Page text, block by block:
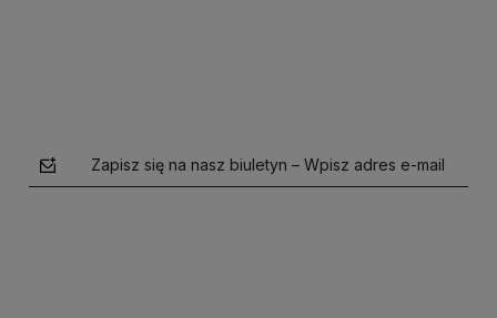
Zapisz się na nasz biuletyn – Wpisz adres e-mail